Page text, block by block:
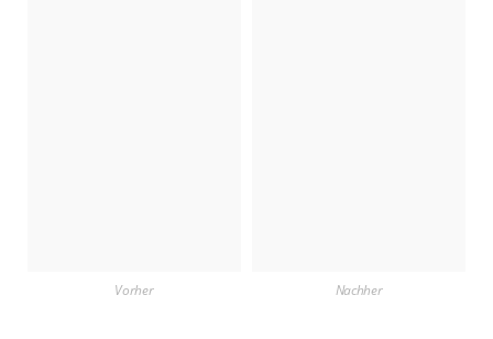
Vorher Nachher